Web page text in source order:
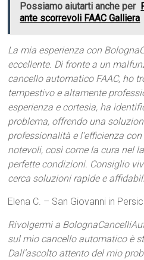
Possiamo aiutarti anche per
ante scorrevoli FAAC Galliera
La mia esperienza con
eccellente. Di fronte a un
cancello automatico FAAC, ho
tempestivo e altamente
esperienza e cortesia, ha
problema, offrendo una
professionalità e l’efficienza
notevoli, così come la cura nel
perfette condizioni. Consiglio
cerca soluzioni rapide e
Elena C. – San Giovanni in
Rivolgermi a
sul mio cancello automatico è
Dall’ascolto attento del mio